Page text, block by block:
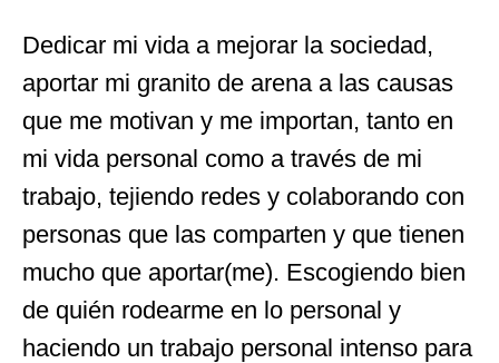
Dedicar mi vida a mejorar la sociedad,
aportar mi granito de arena a las causas
que me motivan y me importan, tanto en
mi vida personal como a través de mi
trabajo, tejiendo redes y colaborando con
personas que las comparten y que tienen
mucho que aportar(me). Escogiendo bien
de quién rodearme en lo personal y
haciendo un trabajo personal intenso para